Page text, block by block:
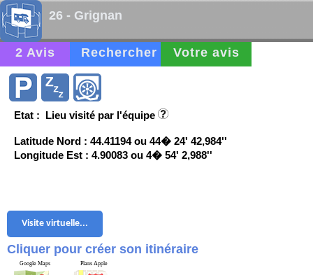
26 - Grignan
2 Avis Rechercher Votre avis
Etat : Lieu visité par l'équipe
Latitude Nord : 44.41194 ou 44� 24' 42,984''
Longitude Est : 4.90083 ou 4� 54' 2,988''
Visite virtuelle...
Cliquer pour créer son itinéraire
Google Maps Plans Apple